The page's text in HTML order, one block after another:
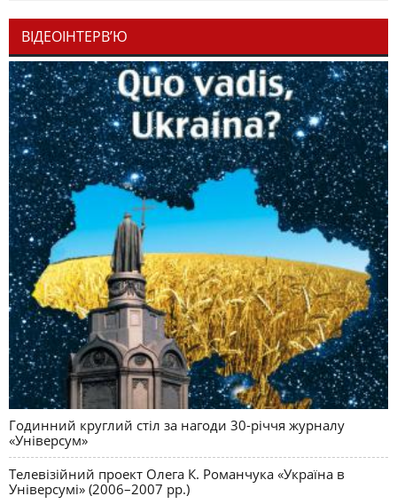
ВІДЕОІНТЕРВ’Ю
Годинний круглий стіл за нагоди 30-річчя журналу
«Універсум»
Телевізійний проект Олега К. Романчука «Україна в
Універсумі» (2006–2007 рр.)